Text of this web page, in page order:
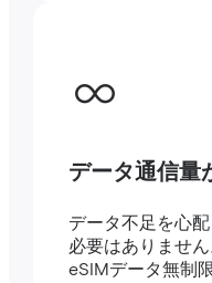
データ通信量
データ不足を心
必要はありませ
eSIMデータ無制